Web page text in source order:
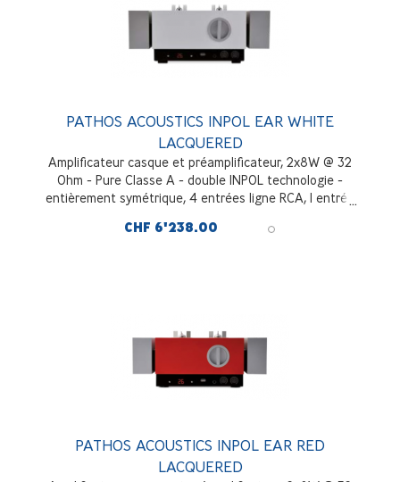
PATHOS ACOUSTICS INPOL EAR WHITE
LACQUERED
Amplificateur casque et préamplificateur, 2x8W @ 32
Ohm - Pure Classe A - double INPOL technologie -
entièrement symétrique, 4 entrées ligne RCA, 1 entrée
Laqué Blanc
CHF 6'238.00
PATHOS ACOUSTICS INPOL EAR RED
LACQUERED